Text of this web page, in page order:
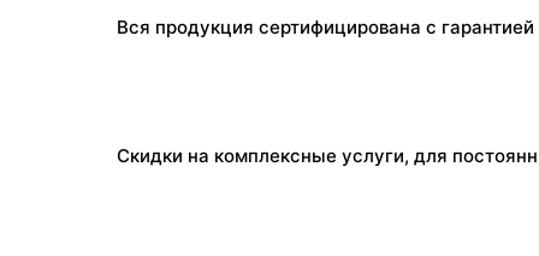
Вся продукция сертифицирована с
Скидки на комплексные услуги, для